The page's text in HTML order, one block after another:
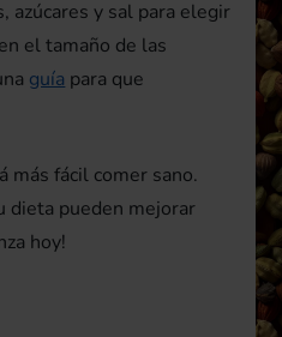
azúcares y sal para elegir
el tamaño de las
guía para que
más fácil comer sano.
dieta pueden mejorar
hoy!